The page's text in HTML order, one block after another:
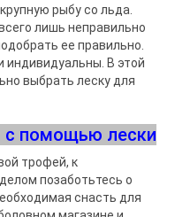
рыбу со льда.
лишь неправильно
ее правильно.
индивидуальны. В этой
выбрать леску для
с помощью лески
трофей, к
позаботьтесь о
снасть для